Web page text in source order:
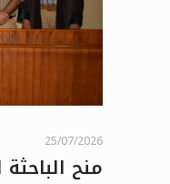
25/07/2026
منح